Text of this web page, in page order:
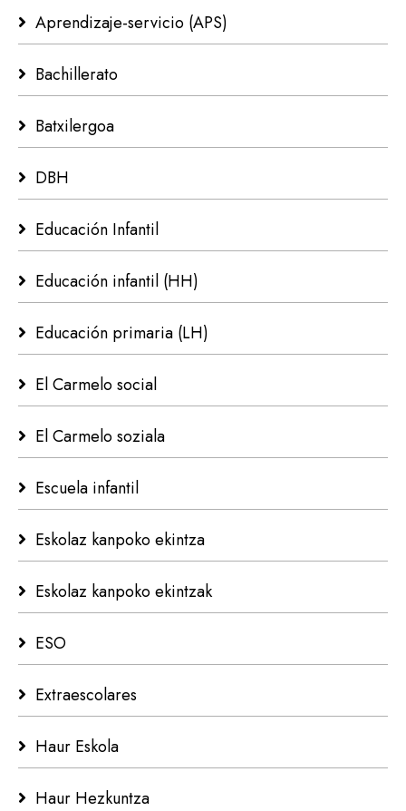
Aprendizaje-servicio (APS)
Bachillerato
Batxilergoa
DBH
Educación Infantil
Educación infantil (HH)
Educación primaria (LH)
El Carmelo social
El Carmelo soziala
Escuela infantil
Eskolaz kanpoko ekintza
Eskolaz kanpoko ekintzak
ESO
Extraescolares
Haur Eskola
Haur Hezkuntza